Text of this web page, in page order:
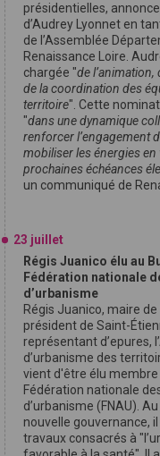
présidentielles,
d’Audrey Lyonnet en
de l’Assemblée
Renaissance Loire.
chargée "de l’animation,
de la coordination des
territoire". Cette
"dans une dynamique
renforcer l’engagement
mobiliser les énergies en
prochaines échéances
un communiqué de
23 juillet
Régis Juanico élu au
Fédération nationale
d’urbanisme
Régis Juanico, maire
président de Saint-
représentant d’epures,
d’urbanisme des
vient d'être élu membre
Fédération nationale
d’urbanisme (FNAU).
nouvelle gouvernance,
travaux consacrés à